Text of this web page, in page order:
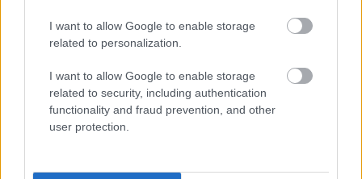
I want to allow Google to enable storage
related to personalization.
I want to allow Google to enable storage
related to security, including authentication
functionality and fraud prevention, and other
user protection.
Szakirányú továbbképzésekkel segíti
idén is a társadalmi kihívások
leküzdését a Gál Ferenc Egyetem
Túlfogyasztás napja - július 30-ra
felhasználta az emberiség a Föld egész
évre elegendő erőforrásait